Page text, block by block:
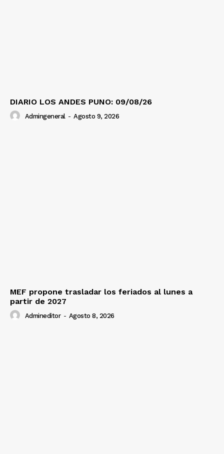
DIARIO LOS ANDES PUNO: 09/08/26
Admingeneral - Agosto 9, 2026
MEF propone trasladar los feriados al lunes a
partir de 2027
Admineditor - Agosto 8, 2026